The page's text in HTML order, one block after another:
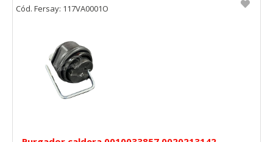
Cód. Fersay: 117VA0001O